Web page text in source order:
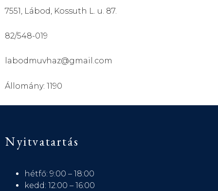
7551, Lábod, Kossuth L. u. 87.
82/548-019
labodmuvhaz@gmail.com
Állomány: 1190
Nyitvatartás
hétfő: 9:00 – 18:00
kedd: 12:00 – 16:00